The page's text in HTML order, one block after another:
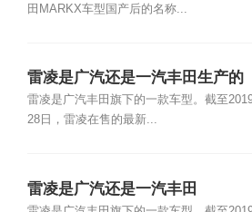
田MARKX车型国产后的名称...
雷凌是广汽还是一汽丰田生产的
雷凌是广汽丰田旗下的一款车型。截至
28日，雷凌在售的最新...
雷凌是广汽还是一汽丰田